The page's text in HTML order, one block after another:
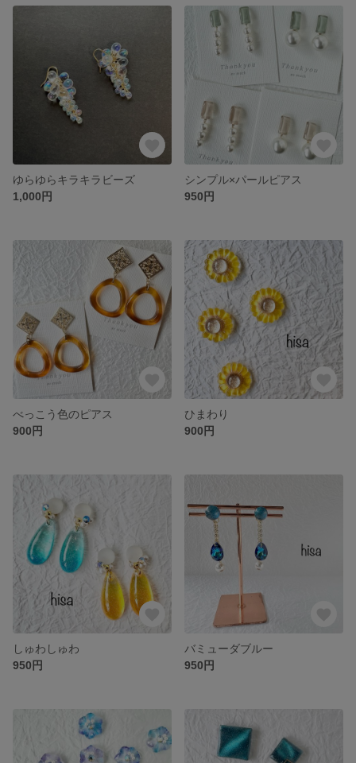
ゆらゆらキラキラビーズ
1,000円
シンプル×パールピアス
950円
べっこう色のピアス
900円
ひまわり
900円
しゅわしゅわ
950円
バミューダブルー
950円